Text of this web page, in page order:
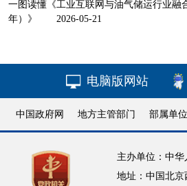
一图读懂《工业互联网与油气储运行业融
年）》
2026-05-21
电脑版网站
中国政府网 地方主管部门 部属单位
主办单位：中
地址：中国北京